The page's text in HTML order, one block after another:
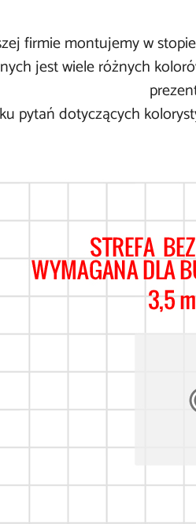
firmie montujemy w
jest wiele różnych
pytań dotyczących